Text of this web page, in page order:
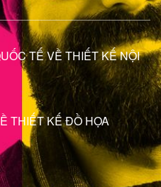
TẾ VỀ THIẾT KẾ NỘI
THIẾT KẾ ĐỒ HỌA